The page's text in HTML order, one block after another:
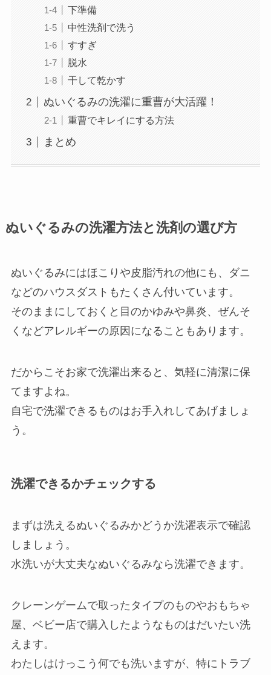
下準備
中性洗剤で洗う
すすぎ
脱水
干して乾かす
ぬいぐるみの洗濯に重曹が大活躍！
重曹でキレイにする方法
まとめ
ぬいぐるみの洗濯方法と洗剤の選び方
ぬいぐるみにはほこりや皮脂汚れの他にも、ダニ
などのハウスダストもたくさん付いています。
そのままにしておくと目のかゆみや鼻炎、ぜんそ
くなどアレルギーの原因になることもあります。
だからこそお家で洗濯出来ると、気軽に清潔に保
てますよね。
自宅で洗濯できるものはお手入れしてあげましょ
う。
洗濯できるかチェックする
まずは洗えるぬいぐるみかどうか洗濯表示で確認
しましょう。
水洗いが大丈夫なぬいぐるみなら洗濯できます。
クレーンゲームで取ったタイプのものやおもちゃ
屋、ベビー店で購入したようなものはだいたい洗
えます。
わたしはけっこう何でも洗いますが、特にトラブ